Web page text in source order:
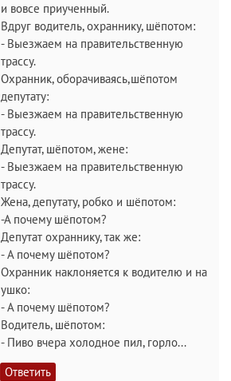
и вовсе приученный.
Вдруг водитель, охраннику, шёпотом:
- Выезжаем на правительственную
трассу.
Охранник, оборачиваясь,шёпотом
депутату:
- Выезжаем на правительственную
трассу.
Депутат, шёпотом, жене:
- Выезжаем на правительственную
трассу.
Жена, депутату, робко и шёпотом:
-А почему шёпотом?
Депутат охраннику, так же:
- А почему шёпотом?
Охранник наклоняется к водителю и на
ушко:
- А почему шёпотом?
Водитель, шёпотом:
- Пиво вчера холодное пил, горло...
Ответить